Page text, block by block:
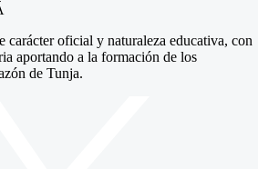
carácter oficial y naturaleza educativa, con
aportando a la formación de los
de Tunja.